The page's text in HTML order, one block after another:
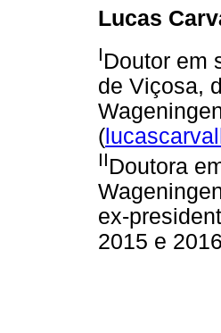
Lucas
IDoutor em
de Viçosa,
(
IIDoutora
ex-
2015 e